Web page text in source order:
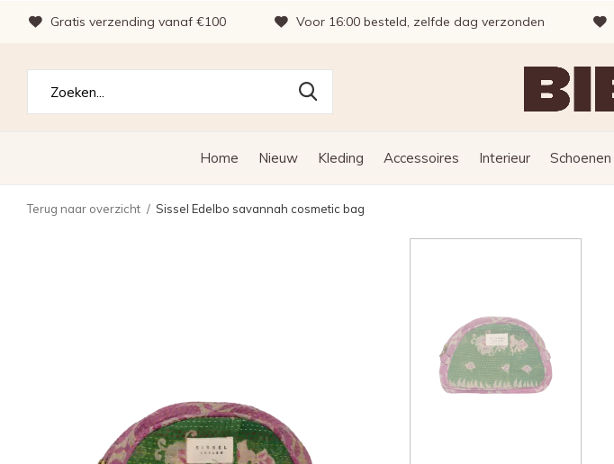
Home Nieuw Kleding Accessoires Interieur Schoenen
Gratis verzending vanaf €100 Voor 16:00 besteld, zelfde dag verzonden
Terug naar overzicht Sissel Edelbo savannah cosmetic bag